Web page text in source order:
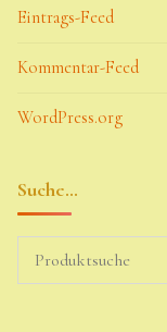
Eintrags-Feed
Kommentar-Feed
WordPress.org
Suche…